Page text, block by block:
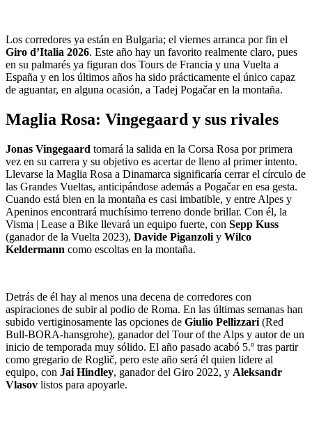
Los corredores ya están en Bulgaria; el viernes arranca por fin el
Giro d’Italia 2026. Este año hay un favorito realmente claro, pues
en su palmarés ya figuran dos Tours de Francia y una Vuelta a
España y en los últimos años ha sido prácticamente el único capaz
de aguantar, en alguna ocasión, a Tadej Pogačar en la montaña.
Maglia Rosa: Vingegaard y sus rivales
Jonas Vingegaard tomará la salida en la Corsa Rosa por primera
vez en su carrera y su objetivo es acertar de lleno al primer intento.
Llevarse la Maglia Rosa a Dinamarca significaría cerrar el círculo de
las Grandes Vueltas, anticipándose además a Pogačar en esa gesta.
Cuando está bien en la montaña es casi imbatible, y entre Alpes y
Apeninos encontrará muchísimo terreno donde brillar. Con él, la
Visma | Lease a Bike llevará un equipo fuerte, con Sepp Kuss
(ganador de la Vuelta 2023), Davide Piganzoli y Wilco
Keldermann como escoltas en la montaña.
Detrás de él hay al menos una decena de corredores con
aspiraciones de subir al podio de Roma. En las últimas semanas han
subido vertiginosamente las opciones de Giulio Pellizzari (Red
Bull-BORA-hansgrohe), ganador del Tour of the Alps y autor de un
inicio de temporada muy sólido. El año pasado acabó 5.º tras partir
como gregario de Roglič, pero este año será él quien lidere al
equipo, con Jai Hindley, ganador del Giro 2022, y Aleksandr
Vlasov listos para apoyarle.